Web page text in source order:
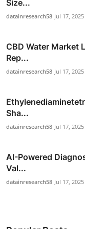
Size...
datainresearch58 Jul 17, 2025
CBD Water Market
Rep...
datainresearch58 Jul 17, 2025
Sha...
datainresearch58 Jul 17, 2025
AI-Powered
Val...
datainresearch58 Jul 17, 2025